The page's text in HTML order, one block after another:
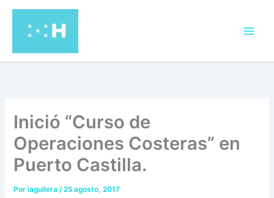
contenido
Inició “Curso de
Operaciones Costeras” en
Puerto Castilla.
Poriaguilera/25 agosto, 2017